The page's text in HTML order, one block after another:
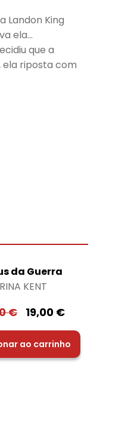
Landon King
ela…
que a
ela riposta com
da Guerra
RINA KENT
€ 19,00 €
ao carrinho